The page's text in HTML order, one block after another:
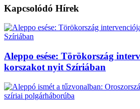
Kapcsolódó Hírek
Aleppo esése: Törökország
korszakot nyit Szíriában